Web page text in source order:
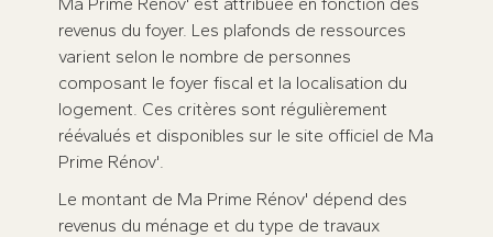
revenus du foyer. Les plafonds de ressources
varient selon le nombre de personnes
composant le foyer fiscal et la localisation du
logement. Ces critères sont régulièrement
réévalués et disponibles sur le site officiel de Ma
Prime Rénov'.
Le montant de Ma Prime Rénov' dépend des
revenus du ménage et du type de travaux